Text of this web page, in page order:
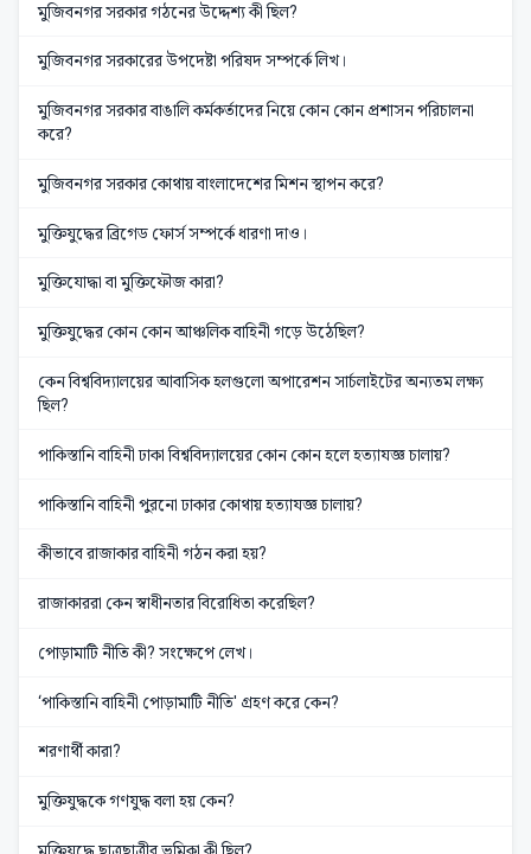
মুজিবনগর সরকার গঠনের উদ্দেশ্য কী ছিল?
মুজিবনগর সরকারের উপদেষ্টা পরিষদ সম্পর্কে লিখ।
মুজিবনগর সরকার বাঙালি কর্মকর্তাদের নিয়ে কোন কোন প্রশাসন পরিচালনা
করে?
মুজিবনগর সরকার কোথায় বাংলাদেশের মিশন স্থাপন করে?
মুক্তিযুদ্ধের ব্রিগেড ফোর্স সম্পর্কে ধারণা দাও।
মুক্তিযোদ্ধা বা মুক্তিফৌজ কারা?
মুক্তিযুদ্ধের কোন কোন আঞ্চলিক বাহিনী গড়ে উঠেছিল?
কেন বিশ্ববিদ্যালয়ের আবাসিক হলগুলো অপারেশন সার্চলাইটের অন্যতম লক্ষ্য
ছিল?
পাকিস্তানি বাহিনী ঢাকা বিশ্ববিদ্যালয়ের কোন কোন হলে হত্যাযজ্ঞ চালায়?
পাকিস্তানি বাহিনী পুরনো ঢাকার কোথায় হত্যাযজ্ঞ চালায়?
কীভাবে রাজাকার বাহিনী গঠন করা হয়?
রাজাকাররা কেন স্বাধীনতার বিরোধিতা করেছিল?
পোড়ামাটি নীতি কী? সংক্ষেপে লেখ।
‘পাকিস্তানি বাহিনী পোড়ামাটি নীতি' গ্রহণ করে কেন?
শরণার্থী কারা?
মুক্তিযুদ্ধকে গণযুদ্ধ বলা হয় কেন?